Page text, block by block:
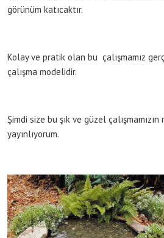
görünüm katıcaktır.
Kolay ve pratik olan bu çalışmamız
çalışma modelidir.
Şimdi size bu şık ve güzel
yayınlıyorum.